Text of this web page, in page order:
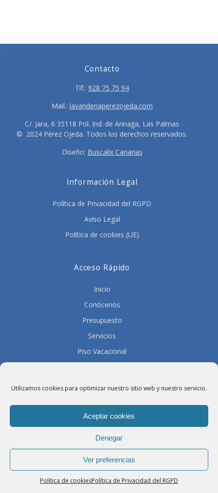
Utilizamos cookies para optimizar nuestro sitio web y nuestro servicio.
Aceptar cookies
Denegar
Ver preferencias
Política de cookiesPolítica de Privacidad del RGPD
Contacto
Tlf.: 928 75 75 94
Mail.: lavanderiaperezojeda.com
C/. Jara, 6 35118 Pol. Ind. de Arinaga, Las Palmas
© 2024 Pérez Ojeda. Todos los derechos reservados.
Diseño: Buscalix Canarias
Información Legal
Política de Privacidad del RGPD
Aviso Legal
Política de cookies (UE)
Acceso Rápido
Inicio
Conócenos
Presupuesto
Servicios
Piso Vacacional
Trasparencia
Lavandería Pérez Ojeda
LLÁMANOS VISÍTANOS